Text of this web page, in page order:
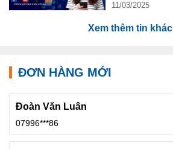
11/03/2025
Xem thêm tin khác
ĐƠN HÀNG MỚI
Đoàn Văn Luân
07996***86